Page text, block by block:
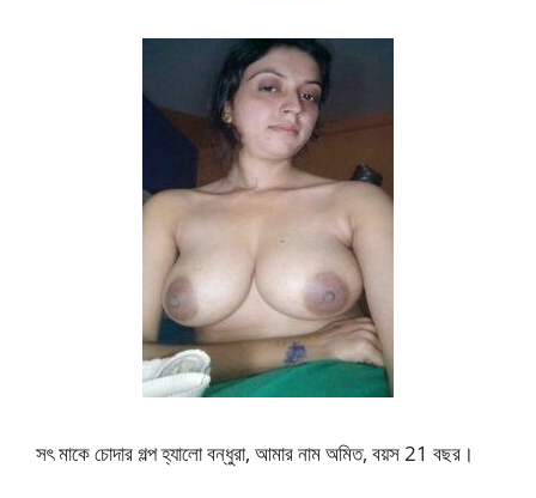
সৎ মাকে চোদার গল্প হ্যালো বন্ধুরা, আমার নাম অমিত, বয়স 21 বছর।